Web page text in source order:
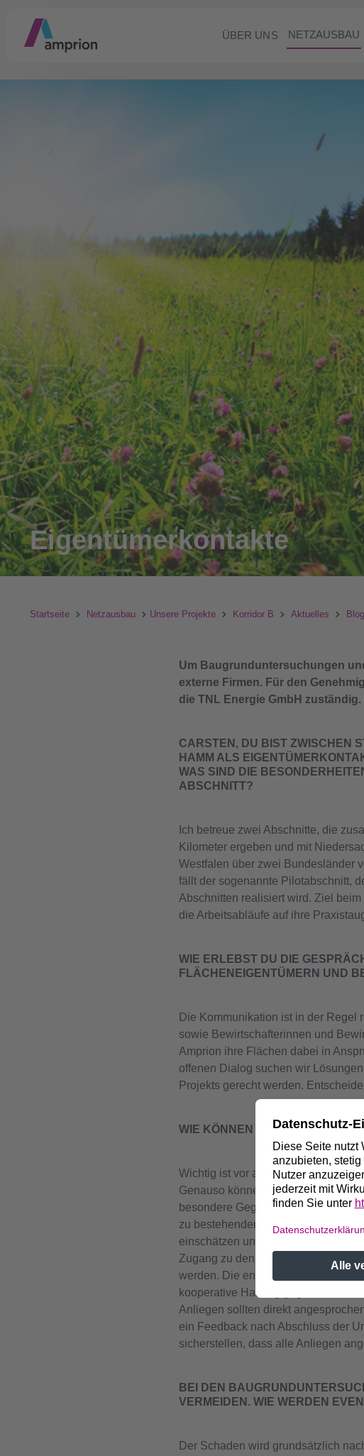
ÜBER UNS NETZAUSBAU
Eigentümerkontakte
Startseite Netzausbau Unsere Projekte Korridor B Aktuelles Blog
Um Baugrunduntersuchungen
externe Firmen. Für den
die TNL Energie GmbH
CARSTEN, DU BIST ZWISCHEN
HAMM ALS
WAS SIND DIE
ABSCHNITT?
Ich betreue zwei Abschnitte, die
Kilometer ergeben und mit
Westfalen über zwei Bundesländer
fällt der sogenannte Pilotabschnitt,
Abschnitten realisiert wird. Ziel
die Arbeitsabläufe auf ihre
WIE ERLEBST DU DIE
FLÄCHENEIGENTÜMERN UND
Die Kommunikation ist in der Regel
sowie Bewirtschafterinnen und
Amprion ihre Flächen dabei in
offenen Dialog suchen wir
Projekts gerecht werden.
WIE KÖNNEN BETROFFENE ZU
Wichtig ist vor allem, dass
Genauso können sie selbst
besondere Gegebenheiten
zu bestehenden Leitungen oder
einschätzen und vermeiden
Zugang zu den betroffenen
werden. Die entsprechenden
kooperative Haltung gegenüber der
Anliegen sollten direkt
ein Feedback nach Abschluss der
sicherstellen, dass alle Anliegen
BEI DEN
VERMEIDEN. WIE WERDEN
Der Schaden wird grundsätzlich